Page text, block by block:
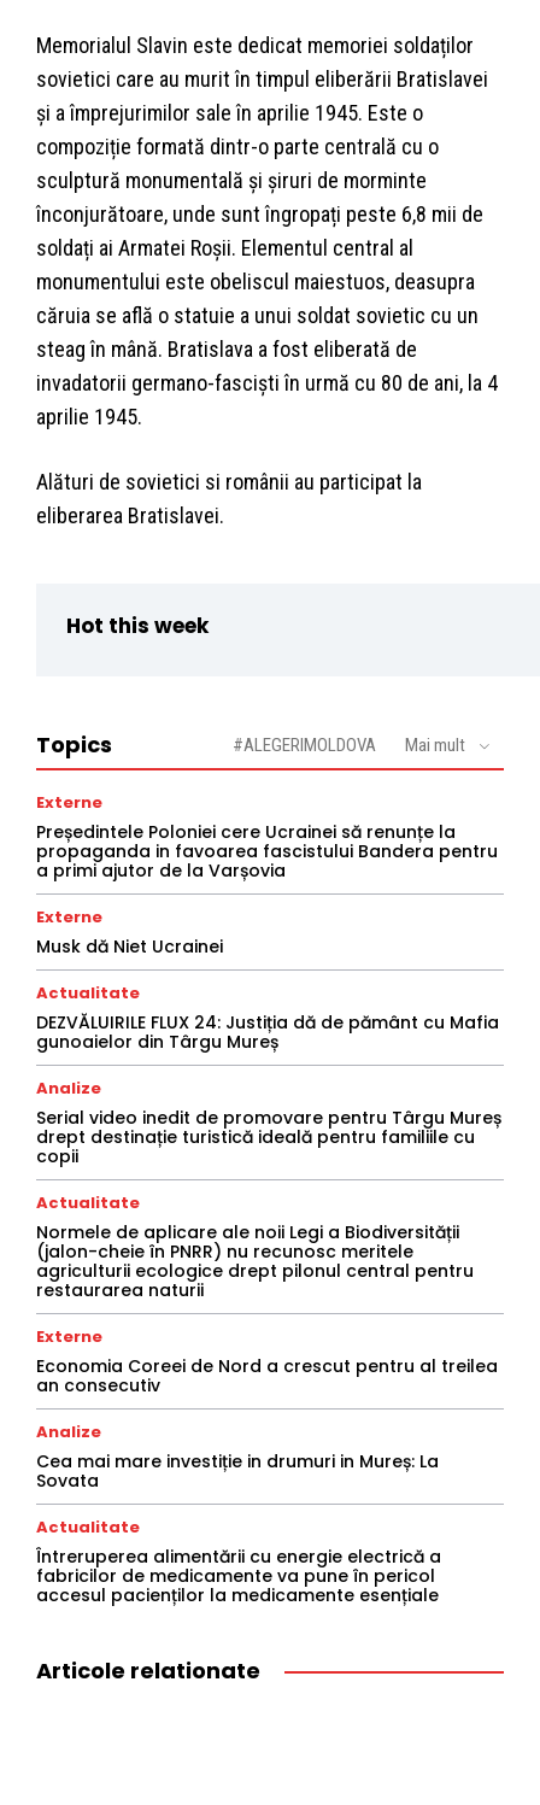
Memorialul Slavin este dedicat memoriei soldaților
sovietici care au murit în timpul eliberării Bratislavei
și a împrejurimilor sale în aprilie 1945. Este o
compoziție formată dintr-o parte centrală cu o
sculptură monumentală și șiruri de morminte
înconjurătoare, unde sunt îngropați peste 6,8 mii de
soldați ai Armatei Roșii. Elementul central al
monumentului este obeliscul maiestuos, deasupra
căruia se află o statuie a unui soldat sovietic cu un
steag în mână. Bratislava a fost eliberată de
invadatorii germano-fasciști în urmă cu 80 de ani, la 4
aprilie 1945.
Alături de sovietici si românii au participat la
eliberarea Bratislavei.
Hot this week
Topics #ALEGERIMOLDOVA Mai mult
Externe
Președintele Poloniei cere Ucrainei să renunțe la
propaganda in favoarea fascistului Bandera pentru
a primi ajutor de la Varșovia
Externe
Musk dă Niet Ucrainei
Actualitate
DEZVĂLUIRILE FLUX 24: Justiția dă de pământ cu Mafia
gunoaielor din Târgu Mureș
Analize
Serial video inedit de promovare pentru Târgu Mureș
drept destinație turistică ideală pentru familiile cu
copii
Actualitate
Normele de aplicare ale noii Legi a Biodiversității
(jalon-cheie în PNRR) nu recunosc meritele
agriculturii ecologice drept pilonul central pentru
restaurarea naturii
Externe
Economia Coreei de Nord a crescut pentru al treilea
an consecutiv
Analize
Cea mai mare investiție in drumuri in Mureș: La
Sovata
Actualitate
Întreruperea alimentării cu energie electrică a
fabricilor de medicamente va pune în pericol
accesul pacienților la medicamente esențiale
Articole relationate